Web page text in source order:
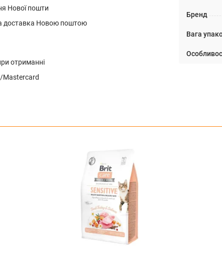
Нової пошти
доставка Новою поштою
отриманні
Mastercard
Бренд
Вага